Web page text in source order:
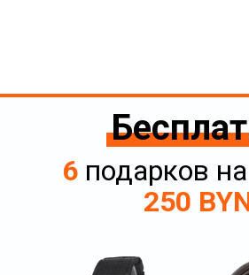
6 подарков
250